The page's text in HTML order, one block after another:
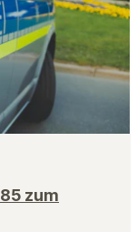
zum